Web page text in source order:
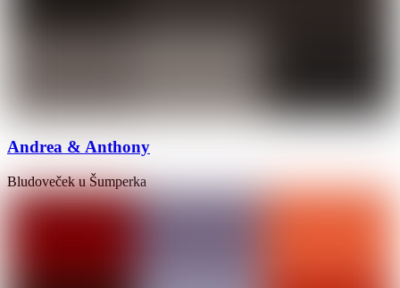
Andrea & Anthony
Bludoveček u Šumperka